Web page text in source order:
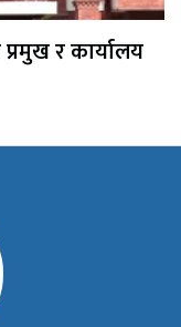
र कार्यालय